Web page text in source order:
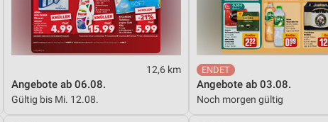
12,6 km
Angebote ab 06.08.
Gültig bis Mi. 12.08.
Angebote ab 03.08.
Noch morgen gültig
Inhalten
Inhalte